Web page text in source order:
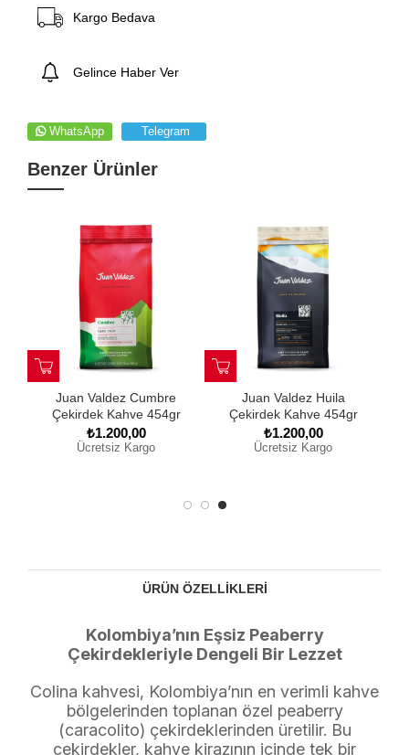
Kargo Bedava
Gelince Haber Ver
WhatsApp Telegram
Benzer Ürünler
454gr
Juan Valdez Sierra
Nevada Çekirdek Kahve
₺1.200,00
Ücretsiz Kargo
Juan Valdez Orgánico
Organik Çekirdek
₺1.400,00
Ücretsiz Kargo
ÜRÜN ÖZELLIKLERI
Kolombiya’nın Eşsiz Peaberry
Çekirdekleriyle Dengeli Bir Lezzet
Colina kahvesi, Kolombiya’nın en verimli kahve
bölgelerinden toplanan özel peaberry
(caracolito) çekirdeklerinden üretilir. Bu
çekirdekler, kahve kirazının içinde tek bir